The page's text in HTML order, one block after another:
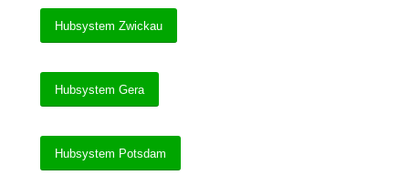
Hubsystem Zwickau
Hubsystem Gera
Hubsystem Potsdam